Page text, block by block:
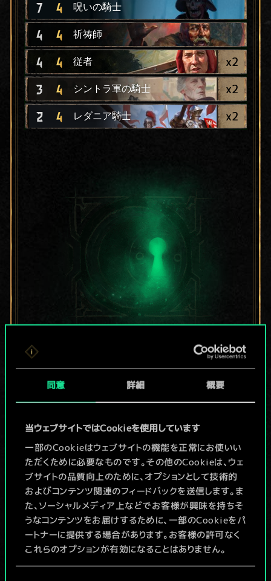
同意 詳細 概要
当ウェブサイトではCookieを使用しています
一部のCookieはウェブサイトの機能を正常にお使いい
ただくために必要なものです。その他のCookieは、ウェ
ブサイトの品質向上のために、オプションとして技術的
およびコンテンツ関連のフィードバックを送信します。ま
た、ソーシャルメディア上などでお客様が興味を持ちそ
うなコンテンツをお届けするために、一部のCookieをパ
ートナーに提供する場合があります。お客様の許可なく
これらのオプションが有効になることはありません。
7 4 呪いの騎士
4 4 祈祷師
4 4 従者 x2
3 4 シントラ軍の騎士 x2
2 4 レダニア騎士 x2
現在はまだこれし
か共有デッキがあ
りませんが、
続々追加中！
デッキ名入力＆ガイドを作成
デッキを編集
/